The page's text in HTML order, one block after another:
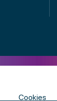
Cookies